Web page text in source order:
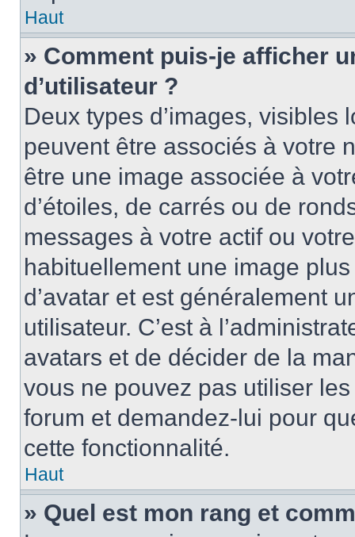
Haut
» Comment puis-je afficher
d’utilisateur ?
Deux types d’images,
peuvent être associés à votre
être une image associée à
d’étoiles, de carrés ou de
messages à votre actif ou
habituellement une image
d’avatar et est généralement
utilisateur. C’est à
avatars et de décider de la
vous ne pouvez pas utiliser
forum et demandez-lui pour
cette fonctionnalité.
Haut
» Quel est mon rang et